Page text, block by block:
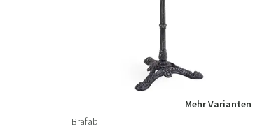
Mehr Varianten
Brafab